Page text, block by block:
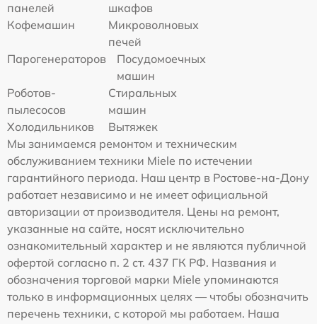
панелей
шкафов
Кофемашин
Микроволновых
печей
Парогенераторов
Посудомоечных
машин
Роботов-
пылесосов
Стиральных
машин
Холодильников
Вытяжек
Мы занимаемся ремонтом и техническим
обслуживанием техники Miele по истечении
гарантийного периода. Наш центр в Ростове-на-Дону
работает независимо и не имеет официальной
авторизации от производителя. Цены на ремонт,
указанные на сайте, носят исключительно
ознакомительный характер и не являются публичной
офертой согласно п. 2 ст. 437 ГК РФ. Названия и
обозначения торговой марки Miele упоминаются
только в информационных целях — чтобы обозначить
перечень техники, с которой мы работаем. Наша